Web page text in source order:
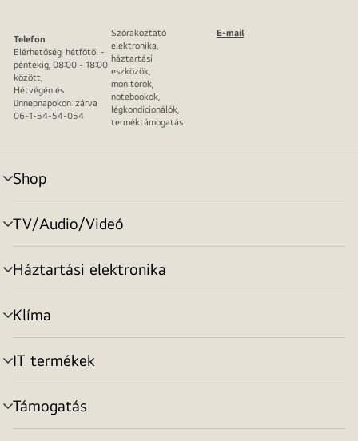
Telefon
Elérhetőség: hétfőtől -
péntekig, 08:00 - 18:00
között,
Hétvégén és
ünnepnapokon: zárva
06-1-54-54-054
Szórakoztató
elektronika,
háztartási
eszközök,
monitorok,
notebookok,
légkondicionálók,
terméktámogatás
E-mail
Shop
menu
toggle
TV/Audio/Videó
menu
toggle
Háztartási elektronika
menu
toggle
Klíma
menu
toggle
IT termékek
menu
toggle
Támogatás
menu
toggle